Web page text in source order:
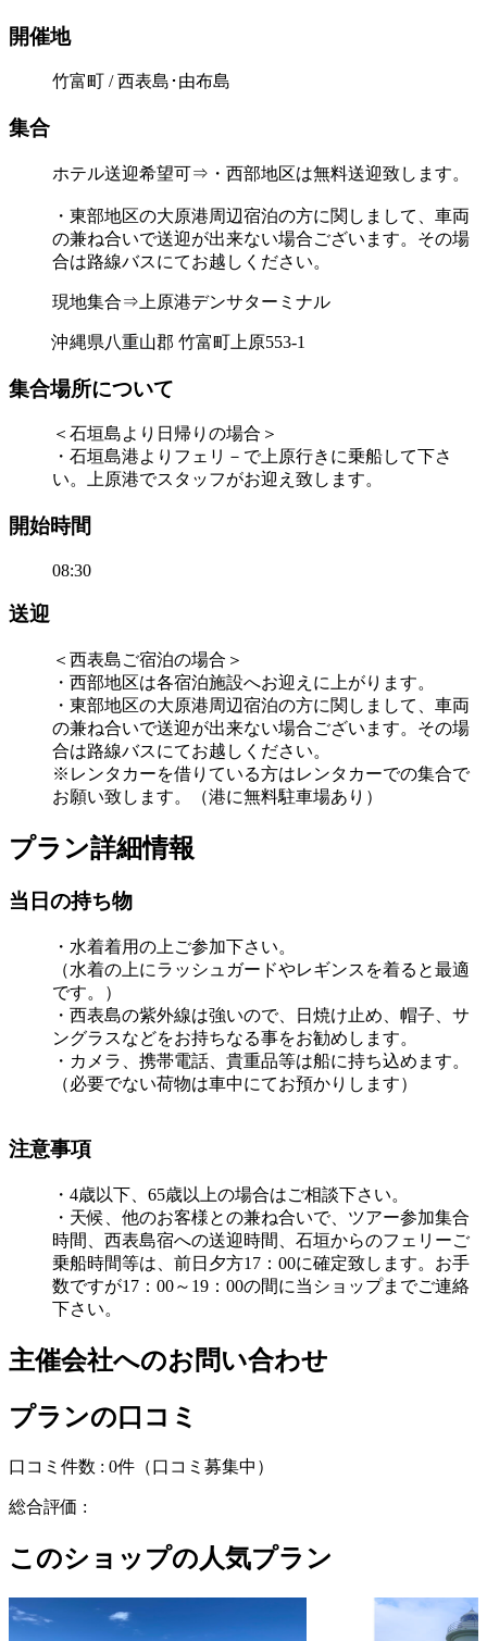
開催地
竹富町 / 西表島･由布島
集合
ホテル送迎希望可⇒・西部地区は無料送迎致します。
・東部地区の大原港周辺宿泊の方に関しまして、車両
の兼ね合いで送迎が出来ない場合ございます。その場
合は路線バスにてお越しください。
現地集合⇒上原港デンサターミナル
沖縄県八重山郡 竹富町上原553-1
集合場所について
＜石垣島より日帰りの場合＞
・石垣島港よりフェリ－で上原行きに乗船して下さ
い。上原港でスタッフがお迎え致します。
開始時間
08:30
送迎
＜西表島ご宿泊の場合＞
・西部地区は各宿泊施設へお迎えに上がります。
・東部地区の大原港周辺宿泊の方に関しまして、車両
の兼ね合いで送迎が出来ない場合ございます。その場
合は路線バスにてお越しください。
※レンタカーを借りている方はレンタカーでの集合で
お願い致します。（港に無料駐車場あり）
プラン詳細情報
当日の持ち物
・水着着用の上ご参加下さい。
（水着の上にラッシュガードやレギンスを着ると最適
です。）
・西表島の紫外線は強いので、日焼け止め、帽子、サ
ングラスなどをお持ちなる事をお勧めします。
・カメラ、携帯電話、貴重品等は船に持ち込めます。
（必要でない荷物は車中にてお預かりします）
注意事項
・4歳以下、65歳以上の場合はご相談下さい。
・天候、他のお客様との兼ね合いで、ツアー参加集合
時間、西表島宿への送迎時間、石垣からのフェリーご
乗船時間等は、前日夕方17：00に確定致します。お手
数ですが17：00～19：00の間に当ショップまでご連絡
下さい。
主催会社へのお問い合わせ
プランの口コミ
口コミ件数 : 0件 （口コミ募集中）
総合評価 :
このショップの人気プラン